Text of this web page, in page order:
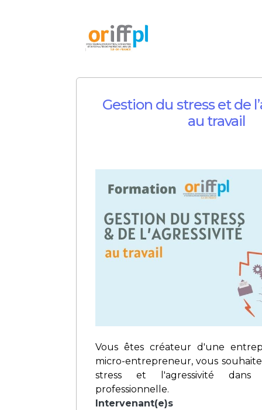
Gestion du stress et de
au travail
Vous êtes créateur d'une
micro-entrepreneur, vous
stress et l'agressivité dans
professionnelle.
Intervenant(e)s